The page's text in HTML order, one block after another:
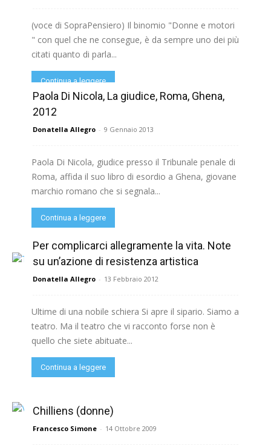
(voce di SopraPensiero) Il binomio "Donne e motori
" con quel che ne consegue, è da sempre uno dei più
citati quanto di parla...
Continua a leggere
Paola Di Nicola, La giudice, Roma, Ghena,
2012
Donatella Allegro - 9 Gennaio 2013
Paola Di Nicola, giudice presso il Tribunale penale di
Roma, affida il suo libro di esordio a Ghena, giovane
marchio romano che si segnala...
Continua a leggere
Per complicarci allegramente la vita. Note
su un’azione di resistenza artistica
Donatella Allegro - 13 Febbraio 2012
Ultime di una nobile schiera Si apre il sipario. Siamo a
teatro. Ma il teatro che vi racconto forse non è
quello che siete abituate...
Continua a leggere
Chilliens (donne)
Francesco Simone - 14 Ottobre 2009